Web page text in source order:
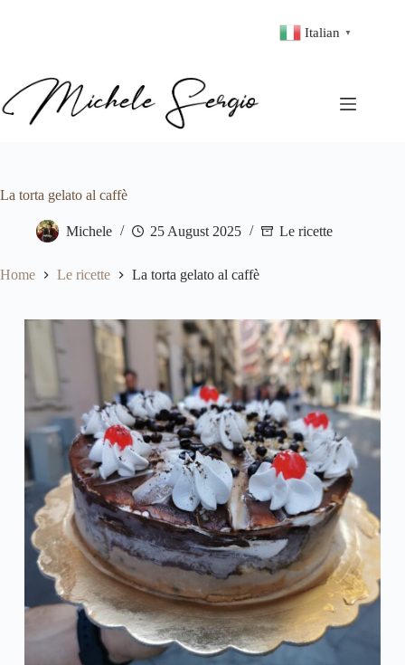
Italian ▼
La torta gelato al caffè
Michele 25 August 2025 Le ricette
Home Le ricette La torta gelato al caffè